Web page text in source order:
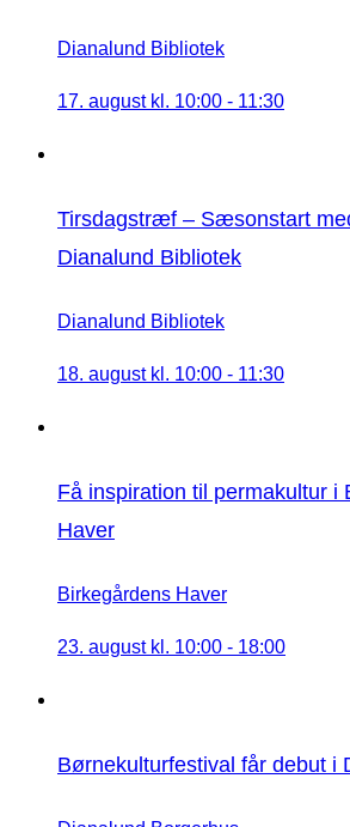
Dianalund Bibliotek
17. august kl. 10:00 - 11:30
Tirsdagstræf – Sæsonstart
Dianalund Bibliotek
Dianalund Bibliotek
18. august kl. 10:00 - 11:30
Få inspiration til permakultur i
Haver
Birkegårdens Haver
23. august kl. 10:00 - 18:00
Børnekulturfestival får debut i